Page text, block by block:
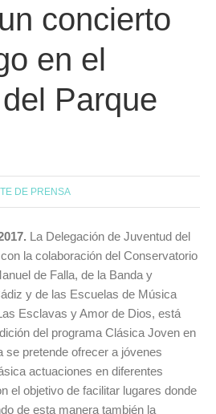
concierto
en el
Parque
DE PRENSA
La Delegación de Juventud del
la colaboración del Conservatorio
de Falla, de la Banda y
y de las Escuelas de Música
Esclavas y Amor de Dios, está
del programa Clásica Joven en
se pretende ofrecer a jóvenes
actuaciones en diferentes
el objetivo de facilitar lugares donde
de esta manera también la